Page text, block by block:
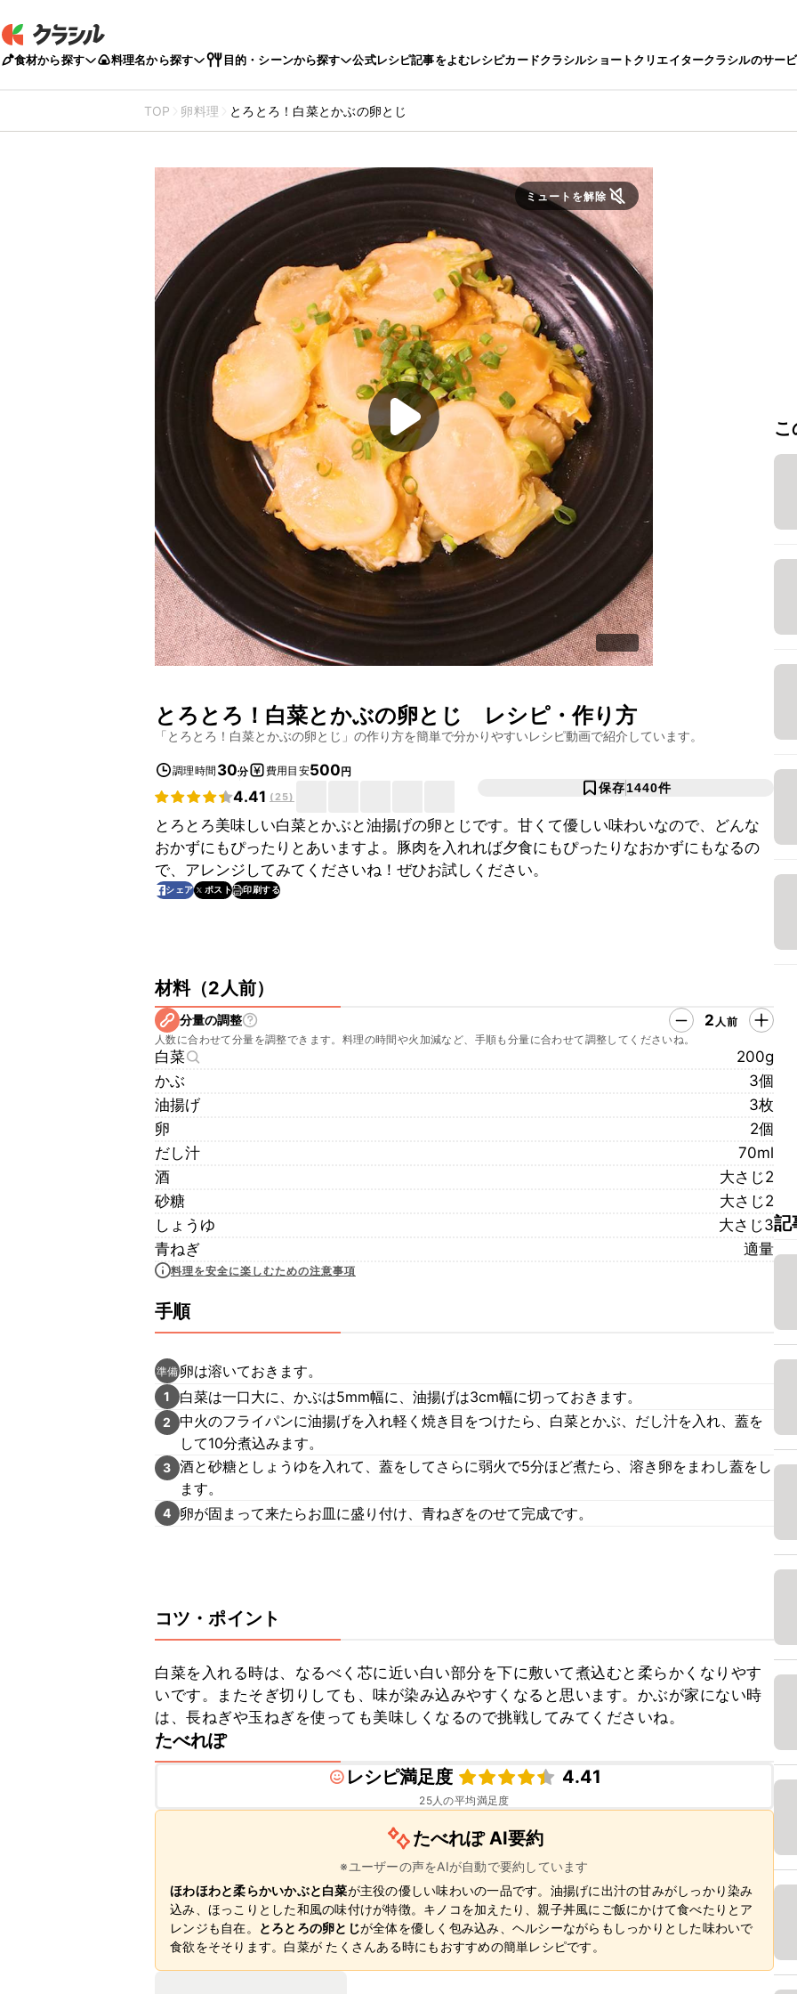
食材から探す 料理名から探す 目的・シーンから探す 公式レシピ記事をよむレシピカードクラシルショートクリエイタークラシルのサー
TOP 卵料理 とろとろ！白菜とかぶの卵とじ
ミュートを解除
とろとろ！白菜とかぶの卵とじ レシピ・作り方
「とろとろ！白菜とかぶの卵とじ 」の作り方を簡単で分かりやすいレシピ動画で紹介しています。
調理時間 30分 費用目安500円
4.41 (25)
保存1440件
とろとろ美味しい白菜とかぶと油揚げの卵とじです。甘くて優しい味わいなので、どんな
おかずにもぴったりとあいますよ。豚肉を入れれば夕食にもぴったりなおかずにもなるの
で、アレンジしてみてくださいね！ぜひお試しください。
シェア ポスト 印刷する
材料（2人前）
分量の調整 2 人前
人数に合わせて分量を調整できます。料理の時間や火加減など、手順も分量に合わせて調整してくださいね。
白菜
200g
かぶ
3個
油揚げ
3枚
卵
2個
だし汁
70ml
酒
大さじ2
砂糖
大さじ2
しょうゆ
大さじ3
青ねぎ
適量
料理を安全に楽しむための注意事項
手順
準備 卵は溶いておきます。
1 白菜は一口大に、かぶは5mm幅に、油揚げは3cm幅に切っておきます。
2
中火のフライパンに油揚げを入れ軽く焼き目をつけたら、白菜とかぶ、だし汁を入れ、蓋を
して10分煮込みます。
3 酒と砂糖としょうゆを入れて、蓋をしてさらに弱火で5分ほど煮たら、溶き卵をまわし蓋をし
ます。
4 卵が固まって来たらお皿に盛り付け、青ねぎをのせて完成です。
コツ・ポイント
白菜を入れる時は、なるべく芯に近い白い部分を下に敷いて煮込むと柔らかくなりやす
いです。またそぎ切りしても、味が染み込みやすくなると思います。かぶが家にない時
は、長ねぎや玉ねぎを使っても美味しくなるので挑戦してみてくださいね。
たべれぽ
レシピ満足度
4.41
25人の平均満足度
たべれぽ AI要約
※ユーザーの声をAIが自動で要約しています
ほわほわと柔らかいかぶと白菜が主役の優しい味わいの一品です。油揚げに出汁の甘みがしっかり染み
込み、ほっこりとした和風の味付けが特徴。キノコを加えたり、親子丼風にご飯にかけて食べたりとア
レンジも自在。
とろとろの卵とじが全体を優しく包み込み、ヘルシーながらもしっかりとした味わいで
食欲をそそります。白菜が たくさんある時にもおすすめの簡単レシピです。
記